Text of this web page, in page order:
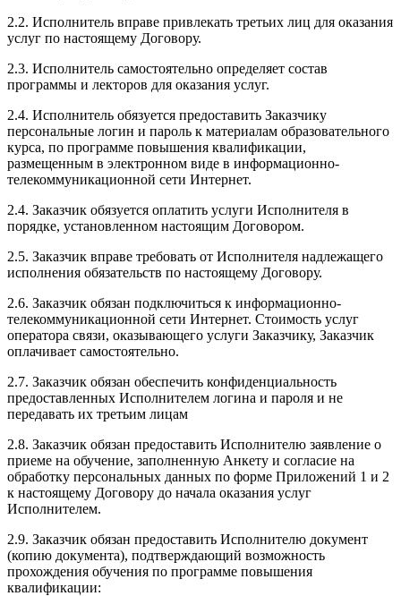
2.2. Исполнитель вправе привлекать третьих лиц для оказания
услуг по настоящему Договору.
2.3. Исполнитель самостоятельно определяет состав
программы и лекторов для оказания услуг.
2.4. Исполнитель обязуется предоставить Заказчику
персональные логин и пароль к материалам образовательного
курса, по программе повышения квалификации,
размещенным в электронном виде в информационно-
телекоммуникационной сети Интернет.
2.4. Заказчик обязуется оплатить услуги Исполнителя в
порядке, установленном настоящим Договором.
2.5. Заказчик вправе требовать от Исполнителя надлежащего
исполнения обязательств по настоящему Договору.
2.6. Заказчик обязан подключиться к информационно-
телекоммуникационной сети Интернет. Стоимость услуг
оператора связи, оказывающего услуги Заказчику, Заказчик
оплачивает самостоятельно.
2.7. Заказчик обязан обеспечить конфиденциальность
предоставленных Исполнителем логина и пароля и не
передавать их третьим лицам
2.8. Заказчик обязан предоставить Исполнителю заявление о
приеме на обучение, заполненную Анкету и согласие на
обработку персональных данных по форме Приложений 1 и 2
к настоящему Договору до начала оказания услуг
Исполнителем.
2.9. Заказчик обязан предоставить Исполнителю документ
(копию документа), подтверждающий возможность
прохождения обучения по программе повышения
квалификации: